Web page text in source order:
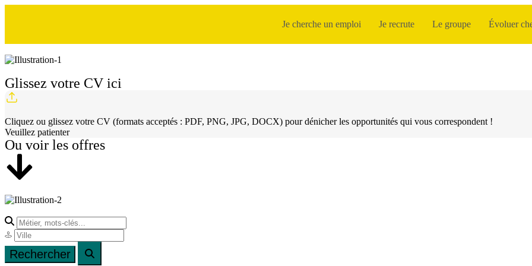
Je cherche un emploi Je recrute Le groupe Évoluer
Glissez votre CV ici
Cliquez ou glissez votre CV (formats acceptés : PDF, PNG, JPG, DOCX) pour dénicher les opportunités qui vous correspondent !
Veuillez patienter
Ou voir les offres​